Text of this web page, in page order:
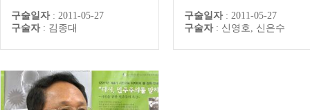
피해를 줄 수 있다는 생각에 제
자 앞에 나서지 않는다. 그러던
을 찾은 노무현 후보와 46년 만
구술일자 : 2011-05-27
구술자 : 김종대
난 대통령은 옆집 아저씨 같
다. 머리를 손질하며 주고받
자의 기억은 매우 선명하다.
구술일자 : 2011-05-27
구술자 : 신영호, 신은수